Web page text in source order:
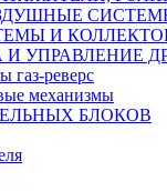
И
И УПРАВЛЕНИЕ
газ-реверс
механизмы
БЛОКОВ